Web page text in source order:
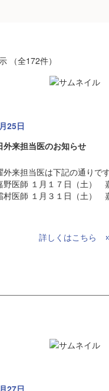
（全172件）
25日
外来担当医のお知らせ
外来担当医は下記の通りで
野医師 １月１７日（土）
村医師 １月３１日（土）
詳しくはこちら
27日